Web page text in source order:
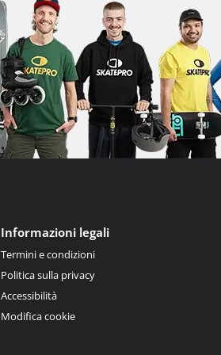
Informazioni legali
Termini e condizioni
Politica sulla privacy
Accessibilità
Modifica cookie